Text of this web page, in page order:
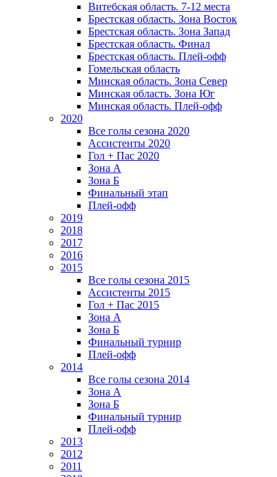
Витебская область. 7-12 места
Брестская область. Зона Восток
Брестская область. Зона Запад
Брестская область. Финал
Брестская область. Плей-офф
Гомельская область
Минская область. Зона Север
Минская область. Зона Юг
Минская область. Плей-офф
2020
Все голы сезона 2020
Ассистенты 2020
Гол + Пас 2020
Зона А
Зона Б
Финальный этап
Плей-офф
2019
2018
2017
2016
2015
Все голы сезона 2015
Ассистенты 2015
Гол + Пас 2015
Зона А
Зона Б
Финальный турнир
Плей-офф
2014
Все голы сезона 2014
Зона А
Зона Б
Финальный турнир
Плей-офф
2013
2012
2011